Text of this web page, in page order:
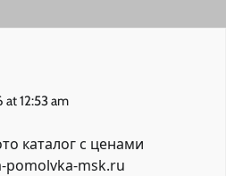
at 12:53 am
каталог с ценами
pomolvka-msk.ru